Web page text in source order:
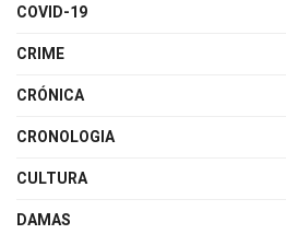
COVID-19
CRIME
CRÓNICA
CRONOLOGIA
CULTURA
DAMAS